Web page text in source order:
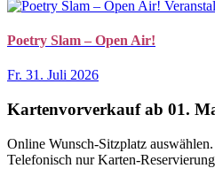
Poetry Slam – Open Air!
Fr. 31. Juli 2026
Kartenvorverkauf ab 01.
Online Wunsch-Sitzplatz auswählen.
Telefonisch nur Karten-